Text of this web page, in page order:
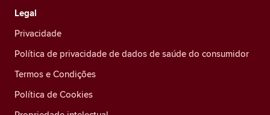
Legal
Privacidade
Política de privacidade de dados de saúde do consumidor
Termos e Condições
Política de Cookies